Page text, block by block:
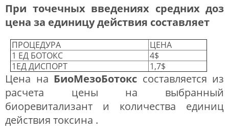
При точечных введениях средних доз
цена за единицу действия составляет
ПРОЦЕДУРА
ЦЕНА
1 ЕД БОТОКС
4$
1ЕД ДИСПОРТ
1,7$
Цена на БиоМезоБотокс составляется из
расчета цены на выбранный
биоревитализант и количества единиц
действия токсина .